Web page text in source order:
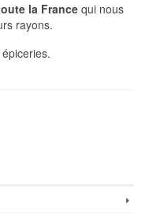
la France qui nous
rayons.